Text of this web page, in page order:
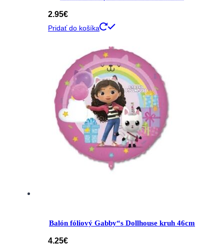
2.95€
Pridať do košíka
Balón fóliový Gabby“s Dollhouse kruh 46cm
4.25€